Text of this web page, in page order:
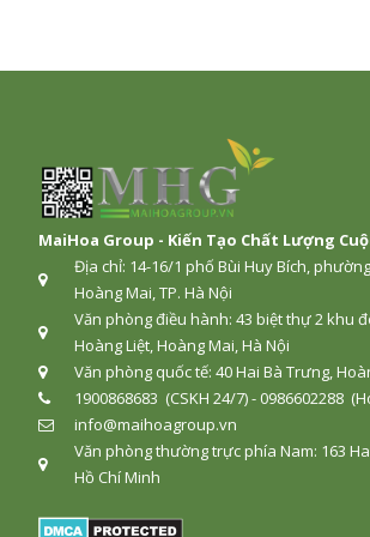
MaiHoa Group - Kiến Tạo Chất Lượng
Địa chỉ: 14-16/1 phố Bùi Huy Bích,
Hoàng Mai, TP. Hà Nội
Văn phòng điều hành: 43 biệt thự 2 khu
Hoàng Liệt, Hoàng Mai, Hà Nội
Văn phòng quốc tế: 40 Hai Bà Trưng,
1900868683 (CSKH 24/7) - 0986602288
info@maihoagroup.vn
Văn phòng thường trực phía Nam: 163
Hồ Chí Minh